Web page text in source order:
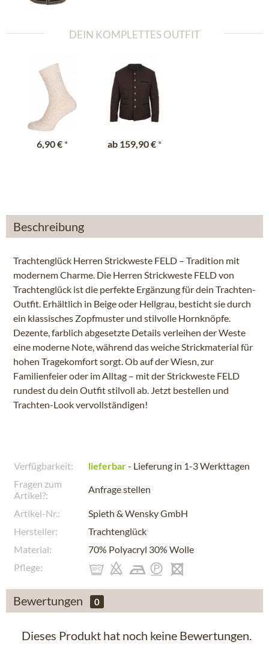
DEIN KOMPLETTES OUTFIT
6,90 € * ab 159,90 € *
Beschreibung
Trachtenglück Herren Strickweste FELD – Tradition mit
modernem Charme. Die Herren Strickweste FELD von
Trachtenglück ist die perfekte Ergänzung für dein Trachten-
Outfit. Erhältlich in Beige oder Hellgrau, besticht sie durch
ein klassisches Zopfmuster und stilvolle Hornknöpfe.
Dezente, farblich abgesetzte Details verleihen der Weste
eine moderne Note, während das weiche Strickmaterial für
hohen Tragekomfort sorgt. Ob auf der Wiesn, zur
Familienfeier oder im Alltag – mit der Strickweste FELD
rundest du dein Outfit stilvoll ab. Jetzt bestellen und
Trachten-Look vervollständigen!
Verfügbarkeit: lieferbar- Lieferung in 1-3 Werkttagen
Fragen zum
Artikel?:
Anfrage stellen
Artikel-Nr.:
Spieth & Wensky GmbH
Hersteller:
Trachtenglück
Material:
70% Polyacryl 30% Wolle
Pflege:
Bewertungen 0
Dieses Produkt hat noch keine Bewertungen.